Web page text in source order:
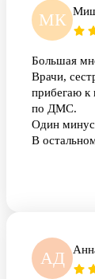
МК
Большая
Врачи,
прибегаю к
по ДМС.
Один минус
В
АД